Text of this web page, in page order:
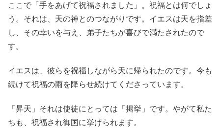
ここで「手をあげて祝福されました」。祝福とは何でしょ
う。それは、天の神とのつながりです。イエスは天を指差
し、その幸いを与え、弟子たちが喜びで満たされたので
す。
イエスは、彼らを祝福しながら天に帰られたのです。今も
続けて祝福の雨を降らせ続けてくださっています。
「昇天」それは使徒にとっては「掲挙」です。やがて私た
ちも、祝福され御国に挙げられます。